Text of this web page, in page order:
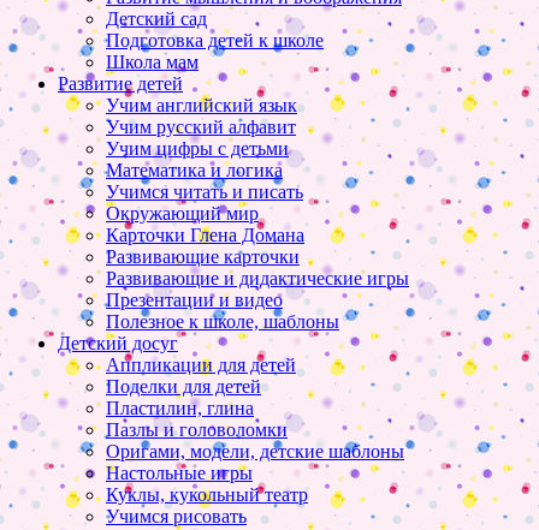
Детский сад
Подготовка детей к школе
Школа мам
Развитие детей
Учим английский язык
Учим русский алфавит
Учим цифры с детьми
Математика и логика
Учимся читать и писать
Окружающий мир
Карточки Глена Домана
Развивающие карточки
Развивающие и дидактические игры
Презентации и видео
Полезное к школе, шаблоны
Детский досуг
Аппликации для детей
Поделки для детей
Пластилин, глина
Пазлы и головоломки
Оригами, модели, детские шаблоны
Настольные игры
Куклы, кукольный театр
Учимся рисовать